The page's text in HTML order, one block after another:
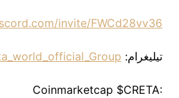
invite/FWCd28vv36
تيليغرام:
Coinmarketcap $CRETA: